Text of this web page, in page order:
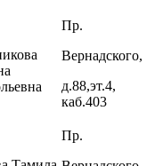
Пр.
Вернадского,
д.88,эт.4,
каб.403
Пр.